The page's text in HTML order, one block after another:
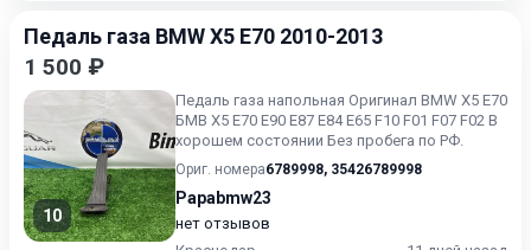
Педаль газа BMW X5 E70 2010-2013
1 500 ₽
10
Педаль газа напольная Оригинал BMW X5 E70
БМВ X5 E70 E90 E87 E84 Е65 F10 F01 F07 F02 В
хорошем состоянии Без пробега по РФ.
Ориг. номера6789998, 35426789998
Papabmw23
нет отзывов